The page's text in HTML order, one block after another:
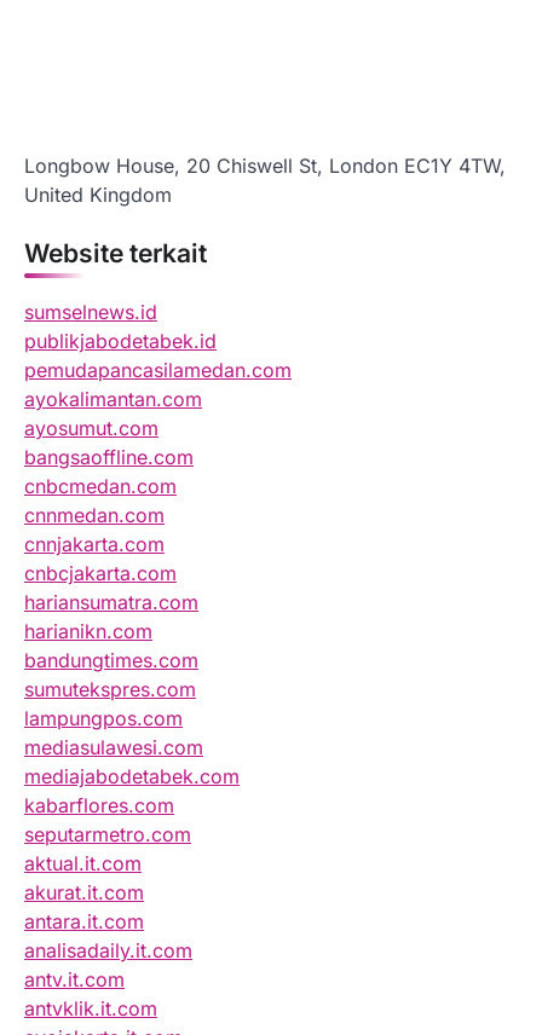
Longbow House, 20 Chiswell St, London EC1Y 4TW,
United Kingdom
Website terkait
sumselnews.id
publikjabodetabek.id
pemudapancasilamedan.com
ayokalimantan.com
ayosumut.com
bangsaoffline.com
cnbcmedan.com
cnnmedan.com
cnnjakarta.com
cnbcjakarta.com
hariansumatra.com
harianikn.com
bandungtimes.com
sumutekspres.com
lampungpos.com
mediasulawesi.com
mediajabodetabek.com
kabarflores.com
seputarmetro.com
aktual.it.com
akurat.it.com
antara.it.com
analisadaily.it.com
antv.it.com
antvklik.it.com